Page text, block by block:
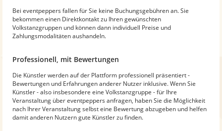
Bei eventpeppers fallen für Sie keine Buchungsgebühren an. Sie
bekommen einen Direktkontakt zu Ihren gewünschten
Volkstanzgruppen und können dann individuell Preise und
Zahlungsmodalitäten aushandeln.
Professionell, mit Bewertungen
Die Künstler werden auf der Plattform professionell präsentiert -
Bewertungen und Erfahrungen anderer Nutzer inklusive. Wenn Sie
Künstler - also insbesondere eine Volkstanzgruppe - für Ihre
Veranstaltung über eventpeppers anfragen, haben Sie die Möglichkeit
nach Ihrer Veranstaltung selbst eine Bewertung abzugeben und helfen
damit anderen Nutzern gute Künstler zu finden.